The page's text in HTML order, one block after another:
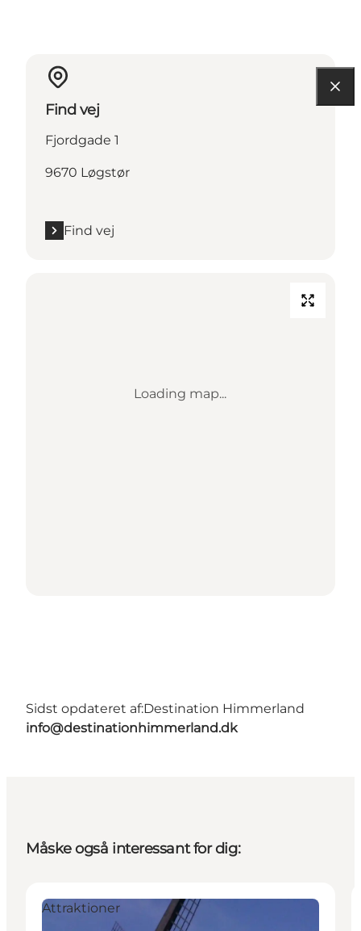
Find vej
Fjordgade 1
9670 Løgstør
Find vej
Loading map...
Sidst opdateret af:Destination Himmerland
info@destinationhimmerland.dk
Måske også interessant for dig:
Attraktioner